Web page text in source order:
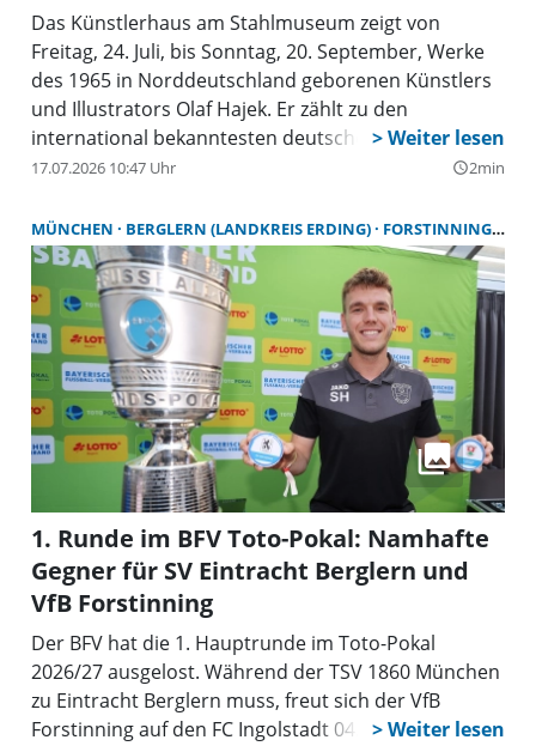
Das Künstlerhaus am Stahlmuseum zeigt von
Freitag, 24. Juli, bis Sonntag, 20. September, Werke
des 1965 in Norddeutschland geborenen Künstlers
und Illustrators Olaf Hajek. Er zählt zu den
international bekanntesten deutschen Künstlern
seiner Generation. Nach einer erfolgreichen
allem der Malerei und entwickelte eine
unverwechselbare Bildsprache, die weltweit in
Ausstellungen und Sammlungen zu sehen ist.
17.07.2026 10:47 Uhr query_builder2min
MÜNCHEN BERGLERN (LANDKREIS ERDING) FORSTINNING (LANDKREIS EBERSBERG)
1. Runde im BFV Toto-Pokal: Namhafte
Gegner für SV Eintracht Berglern und
VfB Forstinning
Der BFV hat die 1. Hauptrunde im Toto-Pokal
2026/27 ausgelost. Während der TSV 1860 München
zu Eintracht Berglern muss, freut sich der VfB
Forstinning auf den FC Ingolstadt 04.